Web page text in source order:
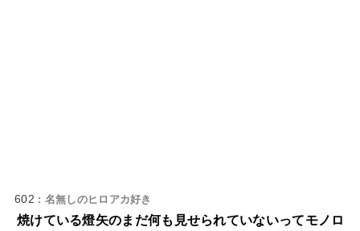
602 : 名無しのヒロアカ好き
焼けている燈矢のまだ何も見せられていないってモノロ